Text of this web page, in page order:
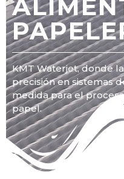
KMT Waterjet, donde
precisión en sistemas
medida para el
papel.